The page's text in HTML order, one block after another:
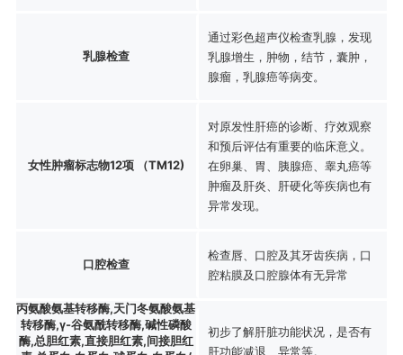
乳腺检查
通过彩色超声仪检查乳腺，发现
乳腺增生，肿物，结节，囊肿，
腺瘤，乳腺癌等病变。
女性肿瘤标志物12项 （TM12)
对原发性肝癌的诊断、疗效观察
和预后评估有重要的临床意义。
在卵巢、胃、胰腺癌、睾丸癌等
肿瘤及肝炎、肝硬化等疾病也有
异常发现。
口腔检查
检查唇、口腔及其牙齿疾病，口
腔粘膜及口腔腺体有无异常
丙氨酸氨基转移酶,天门冬氨酸氨基
转移酶,γ-谷氨酰转移酶,碱性磷酸
酶,总胆红素,直接胆红素,间接胆红
初步了解肝脏功能状况，是否有
肝功能减退、异常等。